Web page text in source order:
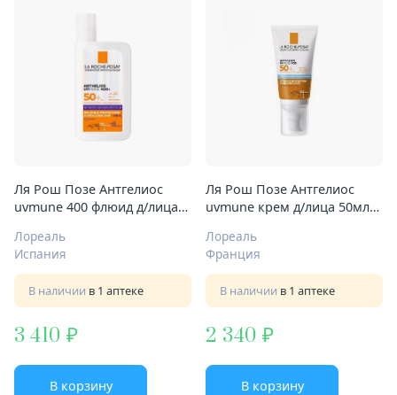
Ля Рош Позе Антгелиос
uvmune 400 флюид д/лица
пигментации SPF50+
Лореаль
Испания
В наличии в 1 аптеке
3 410
В корзину
Ля Рош Позе Антгелиос
uvmune крем д/лица 50мл
SPF50+
Лореаль
Франция
В наличии в 1 аптеке
2 340
В корзину